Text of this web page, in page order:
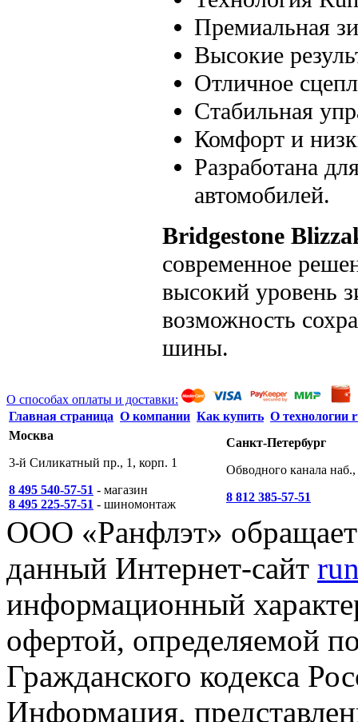
Премиальная
Высокие
Отличное
Стабильная
Комфорт и
Разработана
автомобилей.
Bridgestone
современное
высокий уровень
возможность
шины.
О способах оплаты и доставки:
Главная страница О компании Как купить О технологии
Москва
3-й Силикатный пр., 1, корп. 1
8 495 540-57-51 - магазин
8 495 225-57-51 - шиномонтаж
Санкт-Петербург
Обводного канала
8 812 385-57-51
ООО «Ранфлэт»
данный Интернет-сайт
информационный
офертой, определяемой
Гражданского кодекса
Информация,